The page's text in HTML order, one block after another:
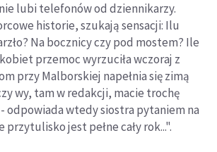
lubi telefonów od dziennikarzy.
historie, szukają sensacji: Ilu
Na bocznicy czy pod mostem? Ile
przemoc wyrzuciła wczoraj z
przy Malborskiej napełnia się zimą
wy, tam w redakcji, macie trochę
odpowiada wtedy siostra pytaniem na
przytulisko jest pełne cały rok...".